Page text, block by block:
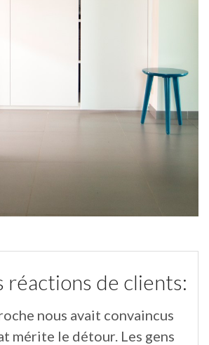
réactions de clients:
nous avait convaincus
mérite le détour. Les gens